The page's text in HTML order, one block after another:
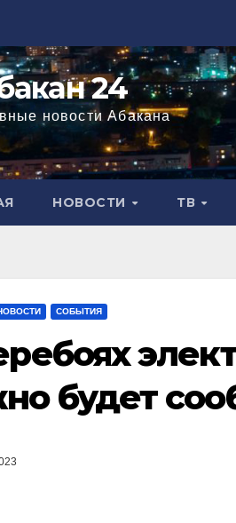
24
новости Абакана
НОВОСТИ ТВ
СОБЫТИЯ
будет